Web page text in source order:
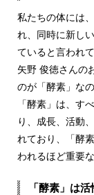
私たちの体には
れ、同時に新し
ていると言われて
矢野 俊徳さんの
のが「酵素」な
「酵素」は、す
り、成長、活動
れており、「酵
われるほど重要
「酵素」は